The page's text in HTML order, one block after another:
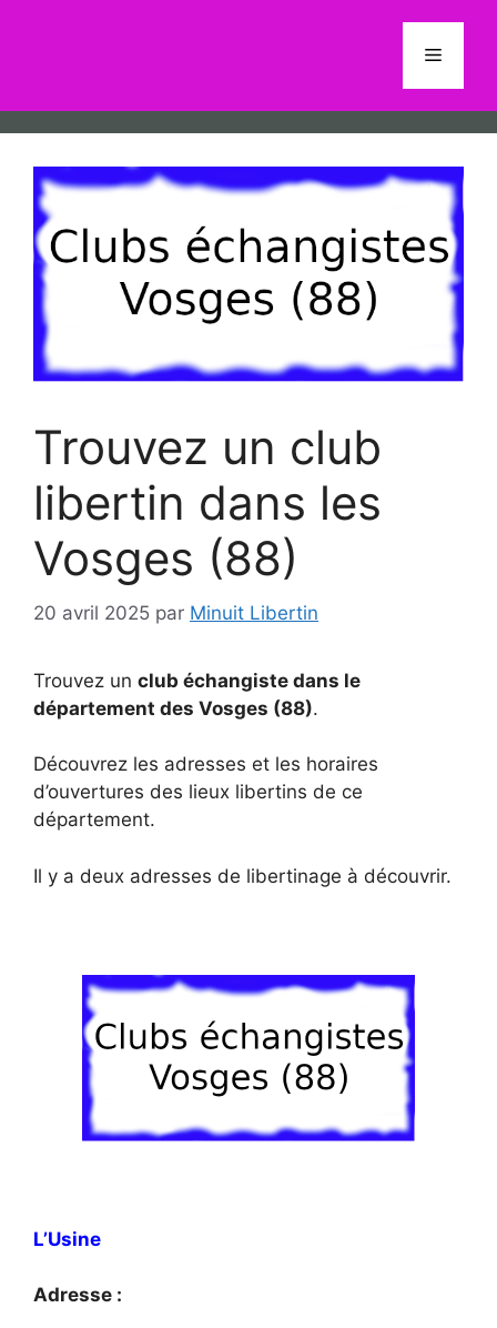
Menu
Trouvez un club
libertin dans les
Vosges (88)
20 avril 2025 par Minuit Libertin
Trouvez un club échangiste dans le
département des Vosges (88).
Découvrez les adresses et les horaires
d’ouvertures des lieux libertins de ce
département.
Il y a deux adresses de libertinage à découvrir.
L’Usine
Adresse :